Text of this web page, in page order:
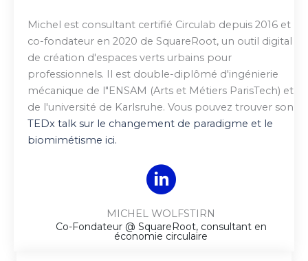
Michel est consultant certifié Circulab depuis 2016 et
co-fondateur en 2020 de SquareRoot, un outil digital
de création d'espaces verts urbains pour
professionnels. Il est double-diplômé d'ingénierie
mécanique de l"ENSAM (Arts et Métiers ParisTech) et
de l'université de Karlsruhe. Vous pouvez trouver son
TEDx talk sur le changement de paradigme et le
biomimétisme ici.
MICHEL WOLFSTIRN
Co-Fondateur @ SquareRoot, consultant en
économie circulaire